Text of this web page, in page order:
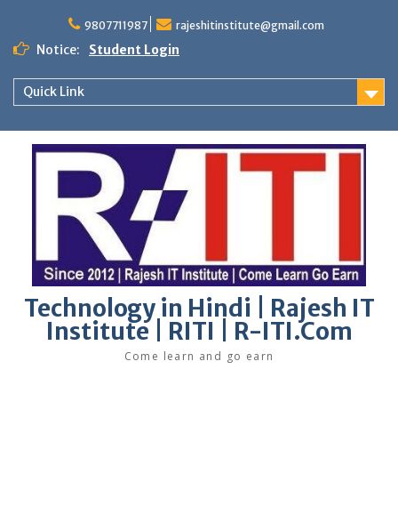
content
9807711987 rajeshitinstitute@gmail.com
Notice: Student Login
Quick Link
Technology in Hindi | Rajesh IT
Institute | RITI | R-ITI.Com
Come learn and go earn